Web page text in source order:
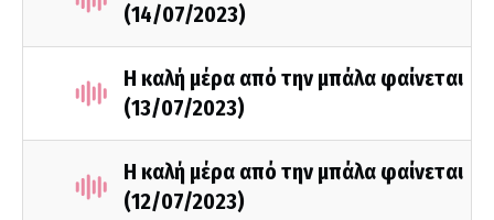
(14/07/2023)
Η καλή μέρα από την μπάλα φαίνεται
(13/07/2023)
Η καλή μέρα από την μπάλα φαίνεται
(12/07/2023)